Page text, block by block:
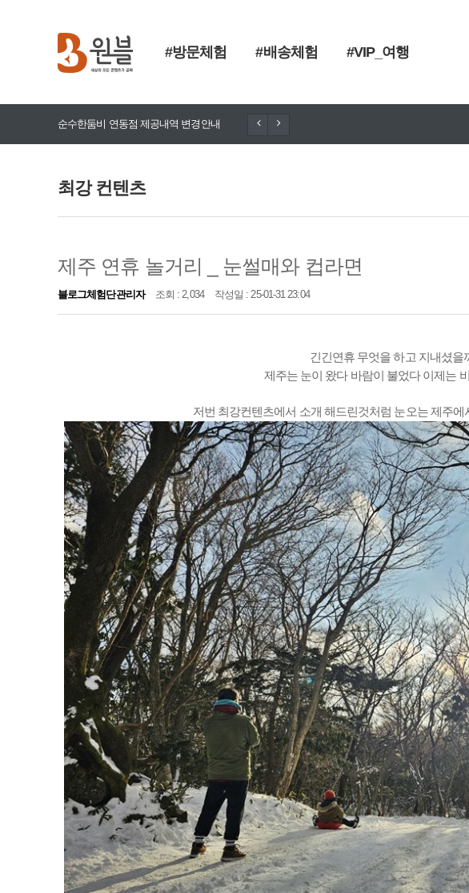
#방문체험 #배송체험 #VIP_여행
순수한둠비 연동점 제공내역 변경안내
최강 컨텐츠
제주 연휴 놀거리 _ 눈썰매와 컵라면
블로그체험단관리자 조회 : 2,034 작성일 : 25-01-31 23:04
긴긴연휴 무엇을 하고 지내셨을
제주는 눈이 왔다 바람이 불었다 이제는
저번 최강컨텐츠에서 소개 해드린것처럼 눈오는 제주